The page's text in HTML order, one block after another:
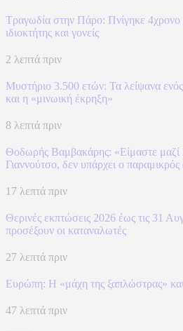
Τραγωδία στην Πάρο: Πνίγηκε
ιδιοκτήτης και γονείς
2 λεπτά πριν
Μυστήριο 3.500 ετών: Τα λείψανα
και η «μινωική έκρηξη»
8 λεπτά πριν
Θοδωρής Βαμβακάρης: «Είμαστε μαζί
Γιαννούτσο, δεν υπάρχει ο
17 λεπτά πριν
Θερινές εκπτώσεις 2026 έως τις 31
προσέξουν οι καταναλωτές
27 λεπτά πριν
Ευρώπη: H «μάχη της ξαπλώστρας»
47 λεπτά πριν